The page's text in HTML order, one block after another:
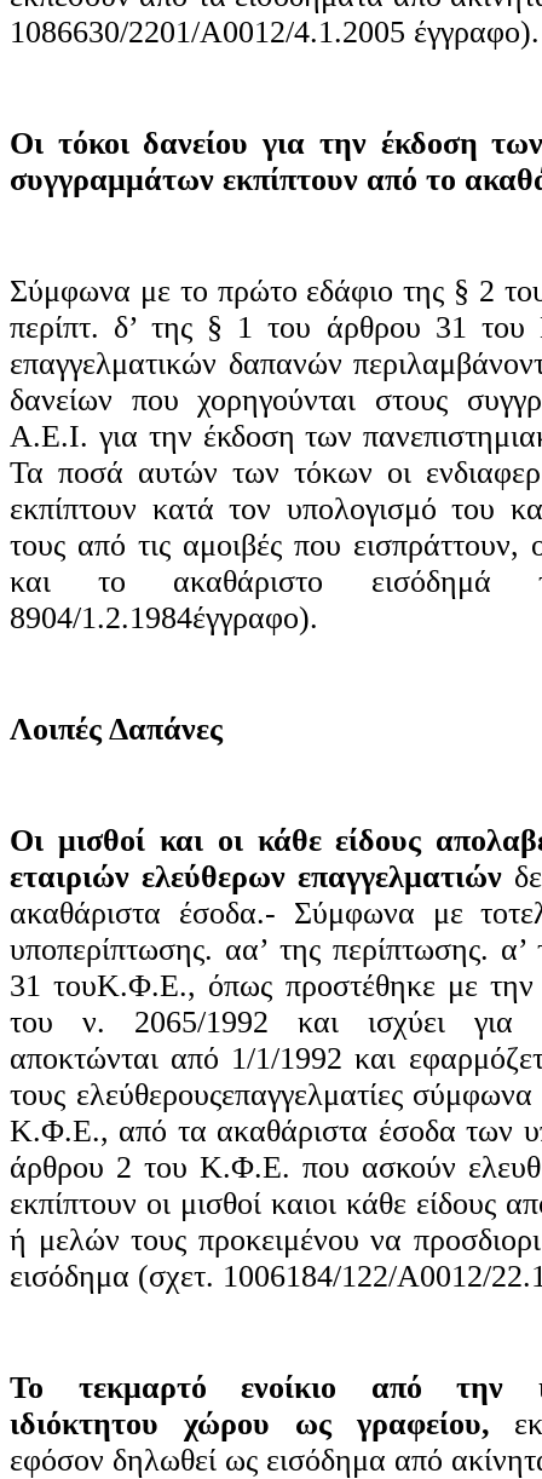
1086630/2201/Α0012/4.1.2005 έγγραφο).
Οι τόκοι δανείου για την έκδοση
συγγραμμάτων εκπίπτουν από το
Σύμφωνα με το πρώτο εδάφιο της § 2
περίπτ. δ’ της § 1 του άρθρου 31
επαγγελματικών δαπανών
δανείων που χορηγούνται στους
Α.Ε.Ι. για την έκδοση των
Τα ποσά αυτών των τόκων οι
εκπίπτουν κατά τον υπολογισμό του
τους από τις αμοιβές που εισπράττουν,
και το ακαθάριστο
8904/1.2.1984έγγραφο).
Λοιπές Δαπάνες
Οι μισθοί και οι κάθε είδους
εταιριών ελεύθερων επαγγελματιών
ακαθάριστα έσοδα.- Σύμφωνα με
υποπερίπτωσης. αα’ της περίπτωσης.
31 τουΚ.Φ.Ε., όπως προστέθηκε με
του ν. 2065/1992 και ισχύει για
αποκτώνται από 1/1/1992 και
τους ελεύθερουςεπαγγελματίες
Κ.Φ.Ε., από τα ακαθάριστα έσοδα των
άρθρου 2 του Κ.Φ.Ε. που ασκούν
εκπίπτουν οι μισθοί καιοι κάθε είδους
ή μελών τους προκειμένου να
εισόδημα (σχετ. 1006184/122/Α0012/
Το τεκμαρτό ενοίκιο από την
ιδιόκτητου χώρου ως γραφείου,
εφόσον δηλωθεί ως εισόδημα από